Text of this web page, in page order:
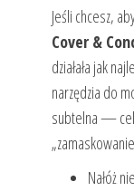
Jeśli chcesz,
Cover &
działała jak
narzędzia do
subtelna —
Nałóż